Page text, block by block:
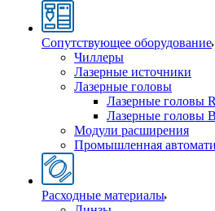
Сопутствующее оборудование
Чиллеры
Лазерные источники
Лазерные головы
Лазерные головы
Лазерные головы
Модули расширения
Промышленная
Расходные материалы